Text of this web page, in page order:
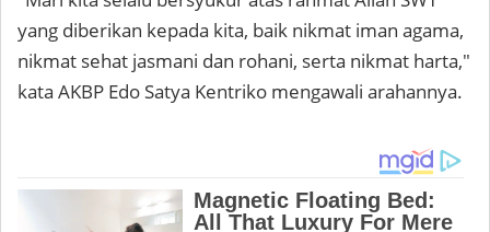
yang diberikan kepada kita, baik nikmat iman agama,
nikmat sehat jasmani dan rohani, serta nikmat harta,"
kata AKBP Edo Satya Kentriko mengawali arahannya.